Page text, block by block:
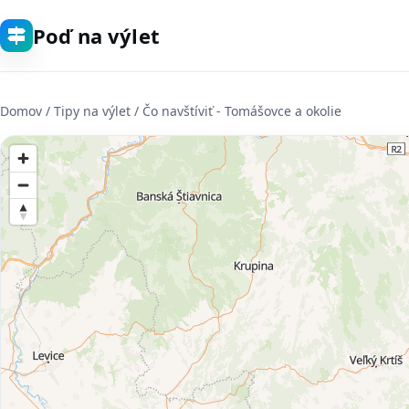
Poď na výlet
Domov / Tipy na výlet / Čo navštíviť - Tomášovce a okolie